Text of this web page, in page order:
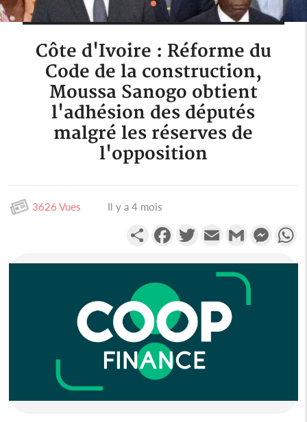
Côte d'Ivoire : Réforme du
Code de la construction,
Moussa Sanogo obtient
l'adhésion des députés
malgré les réserves de
l'opposition
3626 Vues Il y a 4 mois
PartagerFacebookTwitterEmail Gmail